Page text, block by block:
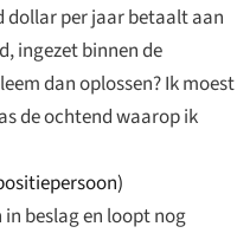
per jaar betaalt aan
ingezet binnen de
dan oplossen? Ik moest
de ochtend waarop ik
beslag en loopt nog